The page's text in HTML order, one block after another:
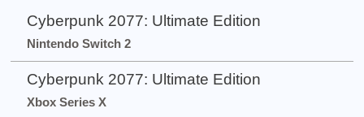
Cyberpunk 2077: Ultimate Edition
Nintendo Switch 2
Cyberpunk 2077: Ultimate Edition
Xbox Series X